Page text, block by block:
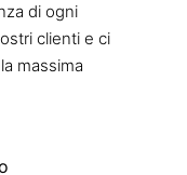
di ogni
clienti e ci
massima